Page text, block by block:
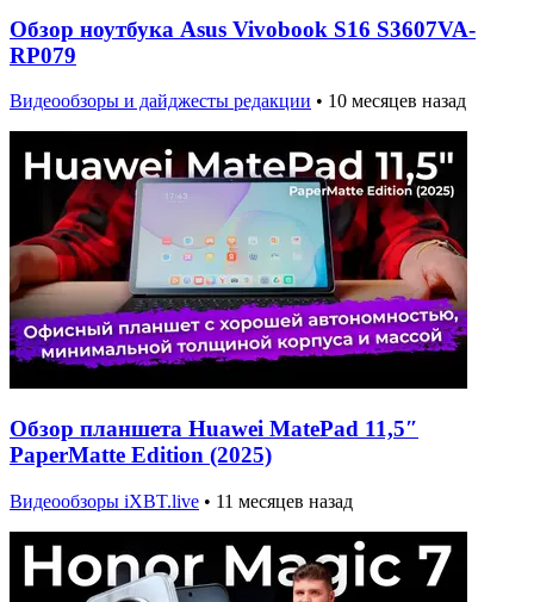
Обзор ноутбука Asus Vivobook S16 S3607VA-
RP079
Видеообзоры и дайджесты редакции • 10 месяцев назад
Обзор планшета Huawei MatePad 11,5″
PaperMatte Edition (2025)
Видеообзоры iXBT.live • 11 месяцев назад